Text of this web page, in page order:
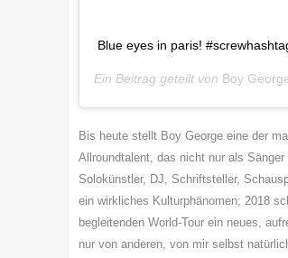
Blue eyes in paris!
Ein Beitrag geteilt von Boy
Bis heute stellt Boy George eine der
Allroundtalent, das nicht nur als
Solokünstler, DJ, Schriftsteller,
ein wirkliches Kulturphänomen; 2018
begleitenden World-Tour ein neues,
nur von anderen, von mir selbst